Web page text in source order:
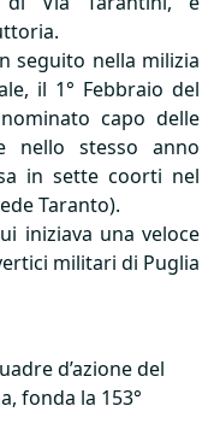
seguito nella milizia
il 1° Febbraio del
capo delle
nello stesso anno
in sette coorti nel
Taranto).
iniziava una veloce
militari di Puglia
d’azione del
fonda la 153°